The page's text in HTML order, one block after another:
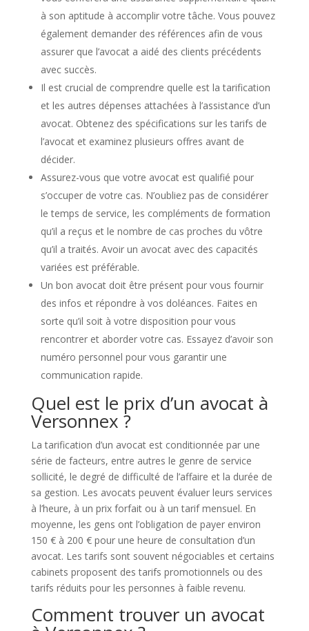
à son aptitude à accomplir votre tâche. Vous pouvez
également demander des références afin de vous
assurer que l’avocat a aidé des clients précédents
avec succès.
Il est crucial de comprendre quelle est la tarification
et les autres dépenses attachées à l’assistance d’un
avocat. Obtenez des spécifications sur les tarifs de
l’avocat et examinez plusieurs offres avant de
décider.
Assurez-vous que votre avocat est qualifié pour
s’occuper de votre cas. N’oubliez pas de considérer
le temps de service, les compléments de formation
qu’il a reçus et le nombre de cas proches du vôtre
qu’il a traités. Avoir un avocat avec des capacités
variées est préférable.
Un bon avocat doit être présent pour vous fournir
des infos et répondre à vos doléances. Faites en
sorte qu’il soit à votre disposition pour vous
rencontrer et aborder votre cas. Essayez d’avoir son
numéro personnel pour vous garantir une
communication rapide.
Quel est le prix d’un avocat à
Versonnex ?
La tarification d’un avocat est conditionnée par une
série de facteurs, entre autres le genre de service
sollicité, le degré de difficulté de l’affaire et la durée de
sa gestion. Les avocats peuvent évaluer leurs services
à l’heure, à un prix forfait ou à un tarif mensuel. En
moyenne, les gens ont l’obligation de payer environ
150 € à 200 € pour une heure de consultation d’un
avocat. Les tarifs sont souvent négociables et certains
cabinets proposent des tarifs promotionnels ou des
tarifs réduits pour les personnes à faible revenu.
Comment trouver un avocat